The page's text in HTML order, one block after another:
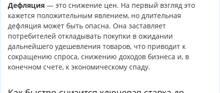
Дефляция — это снижение цен. На первый взгляд это
кажется положительным явлением, но длительная
дефляция может быть опасна. Она заставляет
потребителей откладывать покупки в ожидании
дальнейшего удешевления товаров, что приводит к
сокращению спроса, снижению доходов бизнеса и, в
конечном счете, к экономическому спаду.